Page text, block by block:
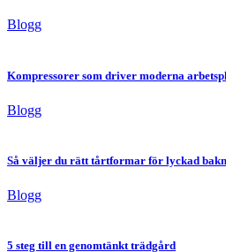
Blogg
Kompressorer som driver moderna
Blogg
Så väljer du rätt tårtformar för lyckad
Blogg
5 steg till en genomtänkt trädgård